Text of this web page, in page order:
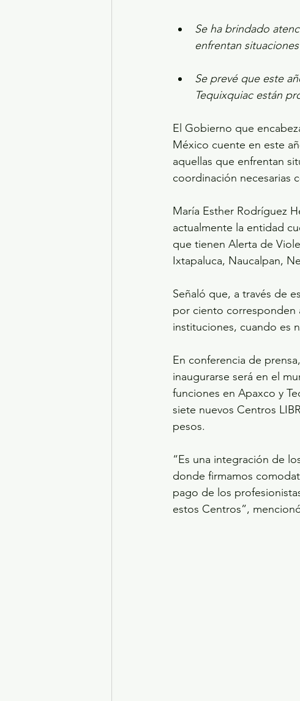
Se ha brindado
enfrentan
Se prevé que este
Tequixquiac están
El Gobierno que
México cuente en este
aquellas que enfrentan
coordinación necesarias
María Esther Rodríguez
actualmente la entidad
que tienen Alerta de
Ixtapaluca, Naucalpan,
Señaló que, a través de
por ciento corresponden
instituciones, cuando es
En conferencia de
inaugurarse será en el
funciones en Apaxco y
siete nuevos Centros
pesos.
“Es una integración de
donde firmamos
pago de los
estos Centros”,